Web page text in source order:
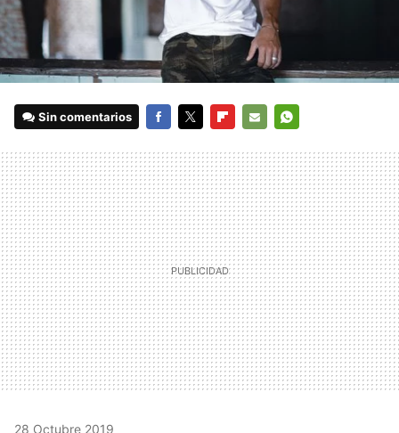
Sin comentarios
MAIL
28 Octubre 2019